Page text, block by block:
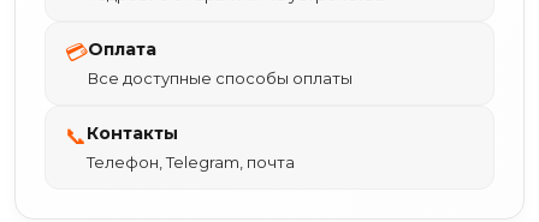
💳Оплата
Все доступные способы оплаты
📞Контакты
Телефон, Telegram, почта